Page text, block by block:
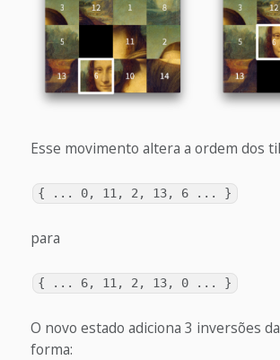
Esse movimento altera a ordem dos
{ ... 0, 11, 2, 13, 6 ... }
para
{ ... 6, 11, 2, 13, 0 ... }
O novo estado adiciona 3 inversões
forma: